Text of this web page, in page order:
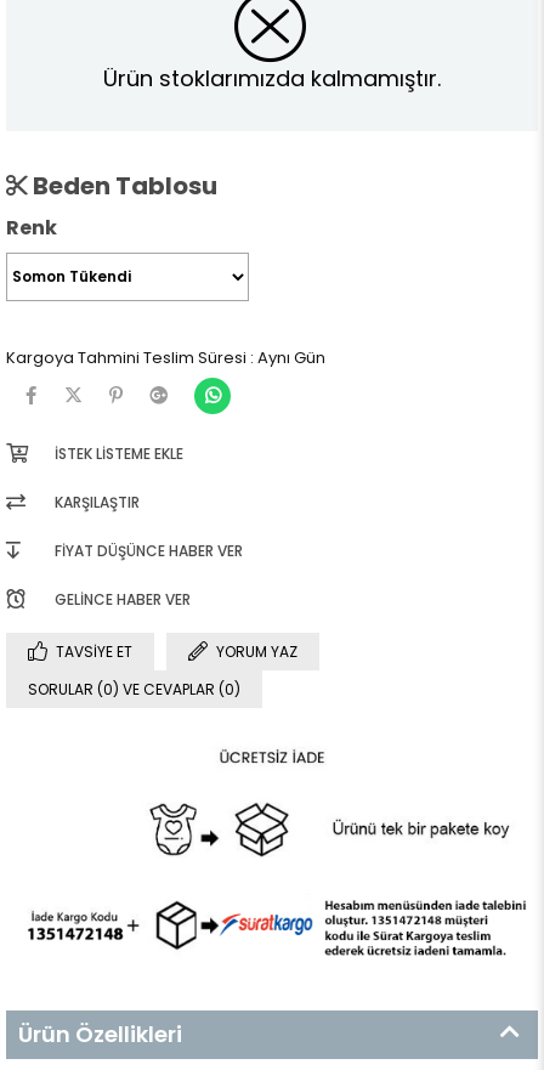
Ürün stoklarımızda kalmamıştır.
Beden Tablosu
Renk
Kargoya Tahmini Teslim Süresi : Aynı Gün
İSTEK LISTEME EKLE
KARŞILAŞTIR
FIYAT DÜŞÜNCE HABER VER
GELINCE HABER VER
TAVSIYE ET
YORUM YAZ
SORULAR (0) VE CEVAPLAR (0)
Ürün Özellikleri